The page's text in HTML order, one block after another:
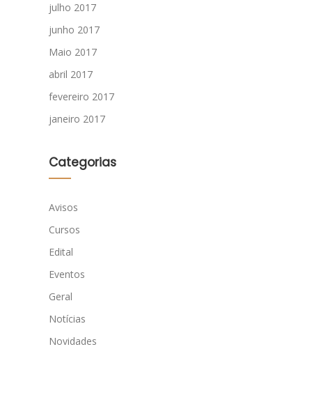
julho 2017
junho 2017
Maio 2017
abril 2017
fevereiro 2017
janeiro 2017
Categorias
Avisos
Cursos
Edital
Eventos
Geral
Notícias
Novidades